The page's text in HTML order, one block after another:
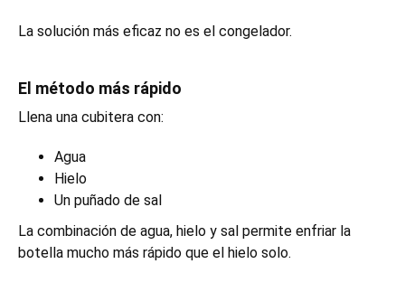
La solución más eficaz no es el congelador.
El método más rápido
Llena una cubitera con:
Agua
Hielo
Un puñado de sal
La combinación de agua, hielo y sal permite enfriar la
botella mucho más rápido que el hielo solo.